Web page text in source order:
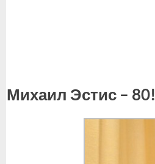
Михаил Эстис – 80!